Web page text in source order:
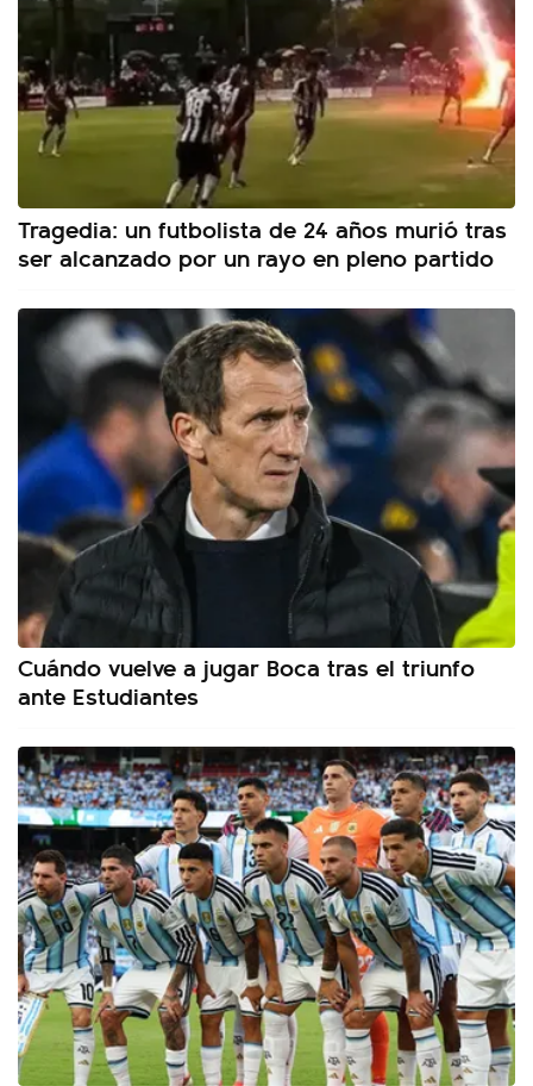
Tragedia: un futbolista de 24 años murió tras
ser alcanzado por un rayo en pleno partido
Cuándo vuelve a jugar Boca tras el triunfo
ante Estudiantes